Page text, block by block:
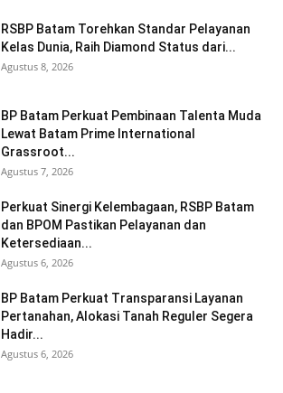
RSBP Batam Torehkan Standar Pelayanan
Kelas Dunia, Raih Diamond Status dari...
Agustus 8, 2026
BP Batam Perkuat Pembinaan Talenta Muda
Lewat Batam Prime International
Grassroot...
Agustus 7, 2026
Perkuat Sinergi Kelembagaan, RSBP Batam
dan BPOM Pastikan Pelayanan dan
Ketersediaan...
Agustus 6, 2026
BP Batam Perkuat Transparansi Layanan
Pertanahan, Alokasi Tanah Reguler Segera
Hadir...
Agustus 6, 2026